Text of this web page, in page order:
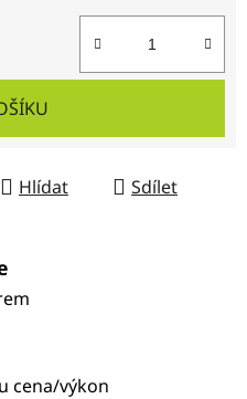
Hlídat Sdílet
cena/výkon